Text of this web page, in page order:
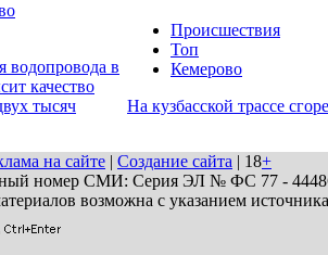
водопровода в
качество
тысяч
Происшествия
Топ
Кемерово
На кузбасской трассе
на сайте | Создание сайта | 18+
номер СМИ: Серия ЭЛ № ФС 77 - 44486
возможна с указанием